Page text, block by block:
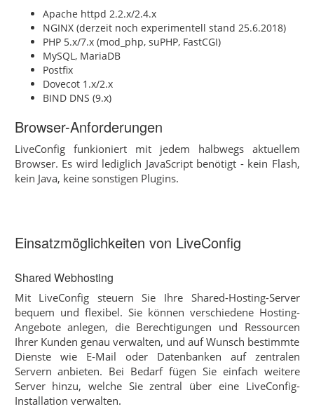
Apache httpd 2.2.x/2.4.x
NGINX (derzeit noch experimentell stand 25.6.2018)
PHP 5.x/7.x (mod_php, suPHP, FastCGI)
MySQL, MariaDB
Postfix
Dovecot 1.x/2.x
BIND DNS (9.x)
Browser-Anforderungen
LiveConfig funkioniert mit jedem halbwegs aktuellem
Browser. Es wird lediglich JavaScript benötigt - kein Flash,
kein Java, keine sonstigen Plugins.
Einsatzmöglichkeiten von LiveConfig
Shared Webhosting
Mit LiveConfig steuern Sie Ihre Shared-Hosting-Server
bequem und flexibel. Sie können verschiedene Hosting-
Angebote anlegen, die Berechtigungen und Ressourcen
Ihrer Kunden genau verwalten, und auf Wunsch bestimmte
Dienste wie E-Mail oder Datenbanken auf zentralen
Servern anbieten. Bei Bedarf fügen Sie einfach weitere
Server hinzu, welche Sie zentral über eine LiveConfig-
Installation verwalten.